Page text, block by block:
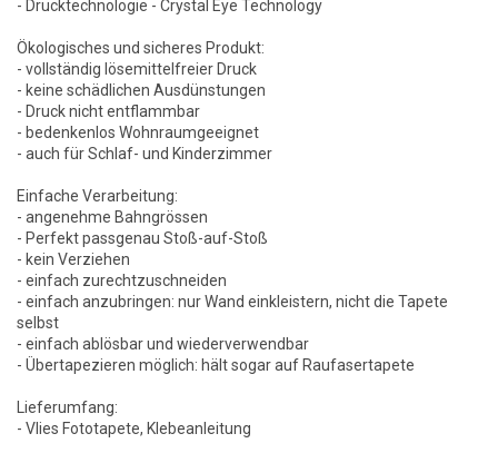
- Drucktechnologie - Crystal Eye Technology
Ökologisches und sicheres Produkt:
- vollständig lösemittelfreier Druck
- keine schädlichen Ausdünstungen
- Druck nicht entflammbar
- bedenkenlos Wohnraumgeeignet
- auch für Schlaf- und Kinderzimmer
Einfache Verarbeitung:
- angenehme Bahngrössen
- Perfekt passgenau Stoß-auf-Stoß
- kein Verziehen
- einfach zurechtzuschneiden
- einfach anzubringen: nur Wand einkleistern, nicht die Tapete
selbst
- einfach ablösbar und wiederverwendbar
- Übertapezieren möglich: hält sogar auf Raufasertapete
Lieferumfang:
- Vlies Fototapete, Klebeanleitung